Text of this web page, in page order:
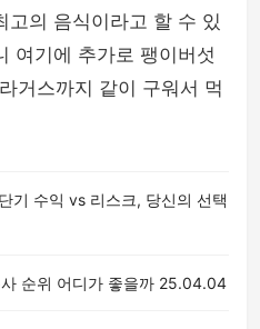
고의 음식이라고 할 수 있
여기에 추가로 팽이버섯
거스까지 같이 구워서 먹
기 수익 vs 리스크, 당신의 선택
순위 어디가 좋을까 25.04.04